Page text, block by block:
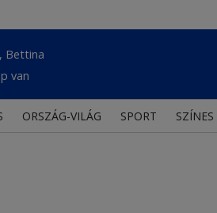
Bettina
van
ORSZÁG-VILÁG SPORT SZÍNES